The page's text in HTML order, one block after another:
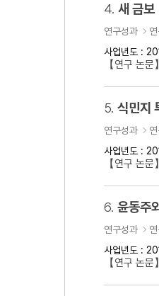
4. 새 금보
연구성과
사업년도 :
【연구 논
5. 식민지
연구성과
사업년도 :
【연구 논
6. 윤동주
연구성과
사업년도 :
【연구 논